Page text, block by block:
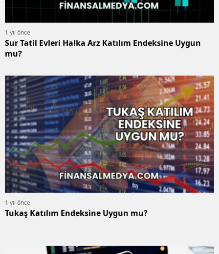
1 yıl önce
Sur Tatil Evleri Halka Arz Katılım Endeksine Uygun
mu?
1 yıl önce
Tukaş Katılım Endeksine Uygun mu?